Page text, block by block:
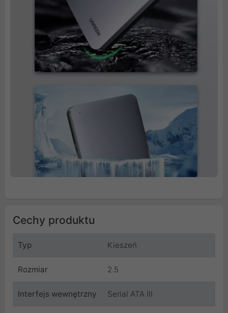
Cechy produktu
Typ Kieszeń
Rozmiar 2.5
Interfejs wewnętrzny Serial ATA III